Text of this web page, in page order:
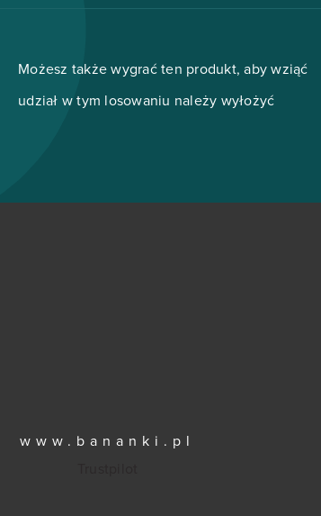
Możesz także wygrać ten produkt, aby wziąć
udział w tym losowaniu należy wyłożyć
www.bananki.pl